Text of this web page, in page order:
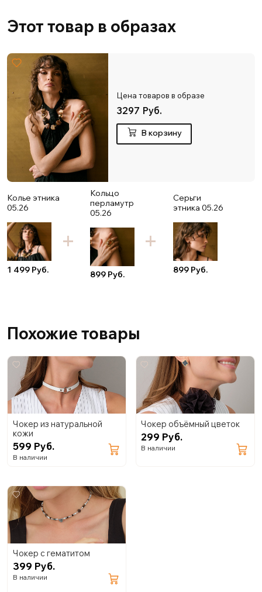
Этот товар в образах
Цена товаров в образе
3297 Руб.
В корзину
Колье этника
05.26
1 499 Руб.
Кольцо
перламутр
05.26
899 Руб.
Серьги
этника 05.26
899 Руб.
Похожие товары
Чокер из натуральной
кожи
599 Руб.
В наличии
Чокер объёмный цветок
299 Руб.
В наличии
Чокер с гематитом
399 Руб.
В наличии